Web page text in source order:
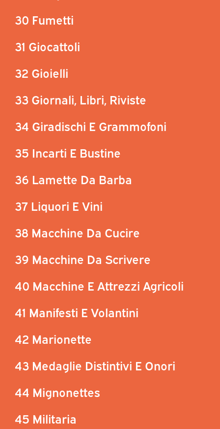
30 Fumetti
31 Giocattoli
32 Gioielli
33 Giornali, Libri, Riviste
34 Giradischi E Grammofoni
35 Incarti E Bustine
36 Lamette Da Barba
37 Liquori E Vini
38 Macchine Da Cucire
39 Macchine Da Scrivere
40 Macchine E Attrezzi Agricoli
41 Manifesti E Volantini
42 Marionette
43 Medaglie Distintivi E Onori
44 Mignonettes
45 Militaria